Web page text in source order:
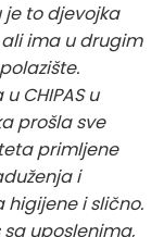
je to djevojka
ima u drugim
CHIPAS u
prošla sve
primljene
i
higijene i slično.
uposlenima,